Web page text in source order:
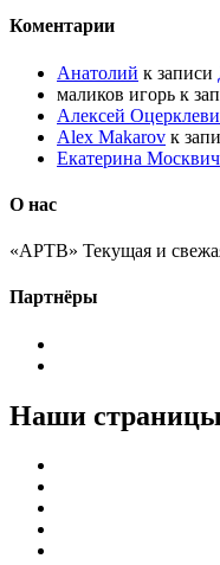
Коментарии
Анатолий к записи
маликов игорь к
Алексей
Alex Makarov к
Екатерина Москвич
О нас
«АРТВ» Текущая и
Партнёры
Наши страницы